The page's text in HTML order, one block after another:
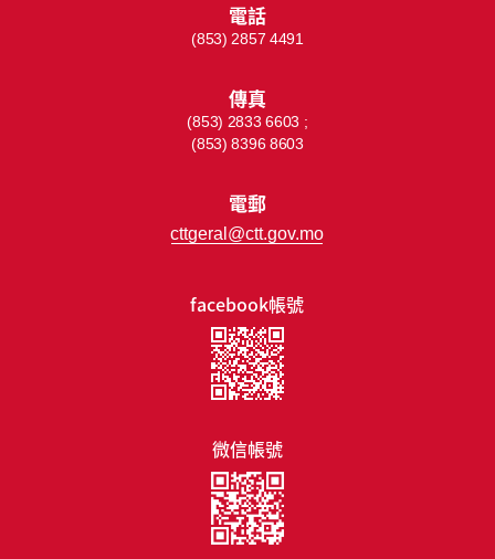
facebook帳號
微信帳號
電話
(853) 2857 4491
傳真
(853) 2833 6603 ;
(853) 8396 8603
電郵
cttgeral@ctt.gov.mo